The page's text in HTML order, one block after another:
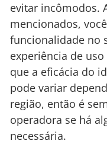
evitar incômodos.
mencionados,
funcionalidade no
experiência de
que a eficácia do
pode variar
região, então é
operadora se há
necessária.